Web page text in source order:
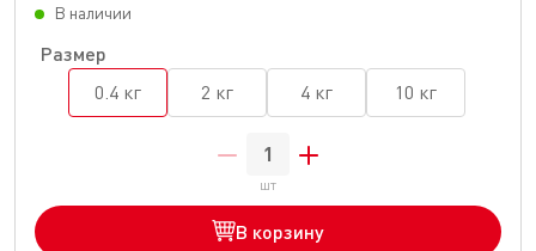
В наличии
Размер
0.4 кг 2 кг 4 кг 10 кг
шт
В корзину